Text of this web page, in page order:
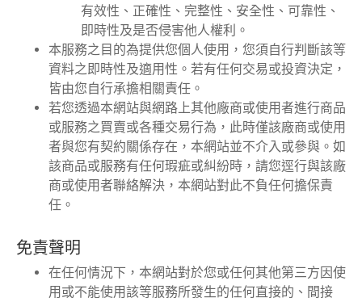
有效性、正確性、完整性、安全性、可靠性、
即時性及是否侵害他人權利。
本服務之目的為提供您個人使用，您須自行判斷該等
資料之即時性及適用性。若有任何交易或投資決定，
皆由您自行承擔相關責任。
若您透過本網站與網路上其他廠商或使用者進行商品
或服務之買賣或各種交易行為，此時僅該廠商或使用
者與您有契約關係存在，本網站並不介入或參與。如
該商品或服務有任何瑕疵或糾紛時，請您逕行與該廠
商或使用者聯絡解決，本網站對此不負任何擔保責
任。
免責聲明
在任何情況下，本網站對於您或任何其他第三方因使
用或不能使用該等服務所發生的任何直接的、間接